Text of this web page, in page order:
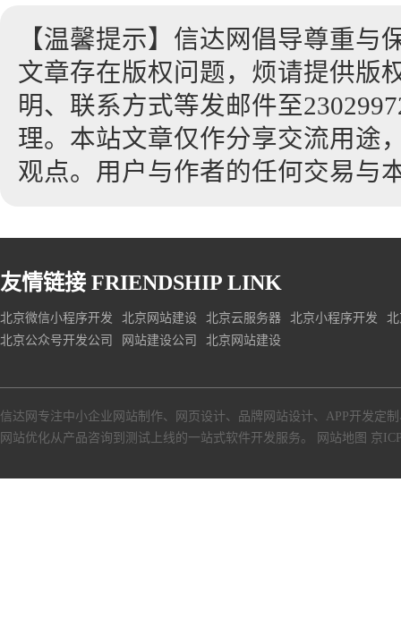
【温馨提示】信达网倡导尊重与
文章存在版权问题，烦请提供版
明、联系方式等发邮件至
理。本站文章仅作分享交流用途
观点。用户与作者的任何交易与
友情链接 FRIENDSHIP LINK
北京微信小程序开发 北京网站建设 北京云服务器 北京小程序开发
北京公众号开发公司
网站建设公司 北京网站建设
信达网专注中小企业网站制作、 网页设计、 品牌网站设计、 APP开发定制
网站优化从产品咨询到测试上线的一站式软件开发服务。
网站地图 京